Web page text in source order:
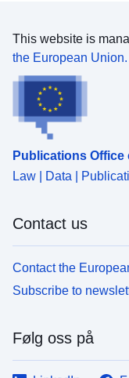
This website is
the European Union.
Publications
Law | Data |
Contact us
Contact the
Subscribe to
Følg oss på